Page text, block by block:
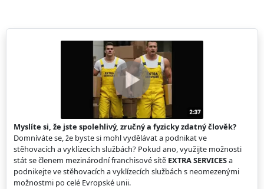
Myslíte si, že jste spolehlivý, zručný a fyzicky zdatný člověk?
Domníváte se, že byste si mohl vydělávat a podnikat ve
stěhovacích a vyklízecích službách? Pokud ano, využijte možnosti
stát se členem mezinárodní franchisové sítě EXTRA SERVICESa
podnikejte ve stěhovacích a vyklízecích službách s neomezenými
možnostmi po celé Evropské unii.